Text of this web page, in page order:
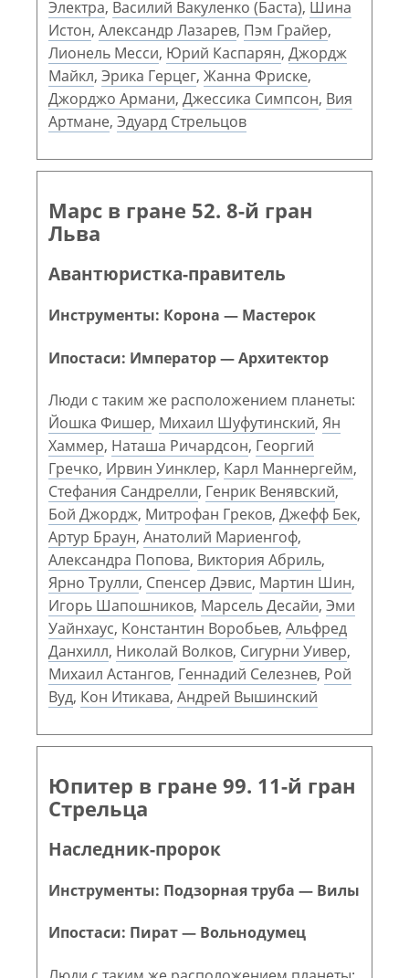
Электра, Василий Вакуленко (Баста), Шина
Истон, Александр Лазарев, Пэм Грайер,
Лионель Месси, Юрий Каспарян, Джордж
Майкл, Эрика Герцег, Жанна Фриске,
Джорджо Армани, Джессика Симпсон, Вия
Артмане, Эдуард Стрельцов
Марс в гране 52. 8-й гран
Льва
Авантюристка-правитель
Инструменты: Корона — Мастерок
Ипостаси: Император — Архитектор
Люди с таким же расположением планеты:
Йошка Фишер, Михаил Шуфутинский, Ян
Хаммер, Наташа Ричардсон, Георгий
Гречко, Ирвин Уинклер, Карл Маннергейм,
Стефания Сандрелли, Генрик Венявский,
Бой Джордж, Митрофан Греков, Джефф Бек,
Артур Браун, Анатолий Мариенгоф,
Александра Попова, Виктория Абриль,
Ярно Трулли, Спенсер Дэвис, Мартин Шин,
Игорь Шапошников, Марсель Десайи, Эми
Уайнхаус, Константин Воробьев, Альфред
Данхилл, Николай Волков, Сигурни Уивер,
Михаил Астангов, Геннадий Селезнев, Рой
Вуд, Кон Итикава, Андрей Вышинский
Юпитер в гране 99. 11-й гран
Стрельца
Наследник-пророк
Инструменты: Подзорная труба — Вилы
Ипостаси: Пират — Вольнодумец